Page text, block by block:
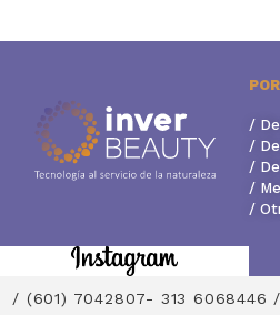
/
/
/
/
/
/ (601) 7042807- 313 6068446